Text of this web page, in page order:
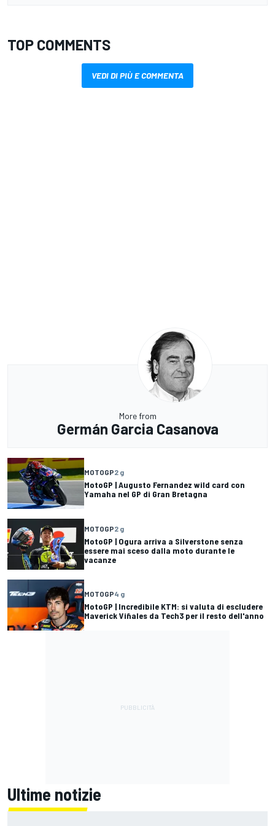
TOP COMMENTS
VEDI DI PIÙ E COMMENTA
More from
Germán Garcia Casanova
MOTOGP2 g
MotoGP | Augusto Fernandez wild card con
Yamaha nel GP di Gran Bretagna
MOTOGP2 g
MotoGP | Ogura arriva a Silverstone senza
essere mai sceso dalla moto durante le
vacanze
MOTOGP4 g
MotoGP | Incredibile KTM: si valuta di escludere
Maverick Viñales da Tech3 per il resto dell'anno
Ultime notizie